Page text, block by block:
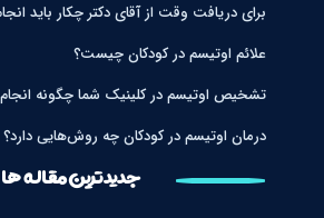
برای دریافت وقت از آقای دکتر چکار باید
علائم اوتیسم در کودکان چیست؟
تشخیص اوتیسم در کلینیک شما چگونه
درمان اوتیسم در کودکان چه روش‌هایی دارد؟
جدیدترین مقاله ها